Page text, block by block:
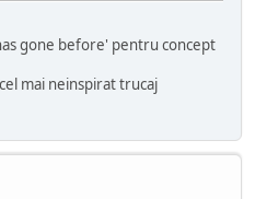
gone before' pentru concept
mai neinspirat trucaj